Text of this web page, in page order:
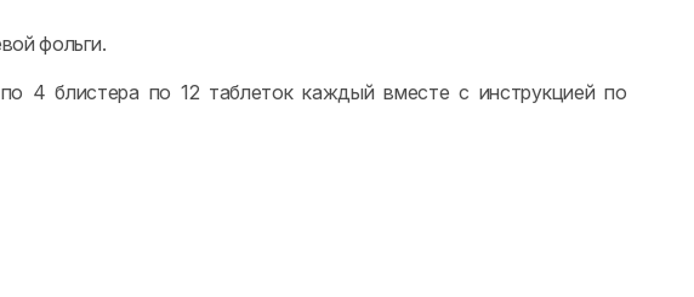
фольги.
4 блистера по 12 таблеток каждый вместе с инструкцией по